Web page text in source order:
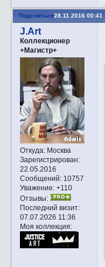
Поделиться28.11.2016 00:41
J.Art
Коллекционер
+Магистр+
Откуда:Москва
Зарегистрирован:
22.05.2016
Сообщений:10757
Уважение: +110
Отзывы:
Последний визит:
07.07.2026 11:36
Моя коллекция: